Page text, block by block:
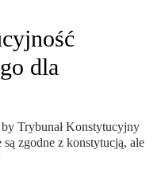
dla
Trybunał Konstytucyjny
zgodne z konstytucją, ale